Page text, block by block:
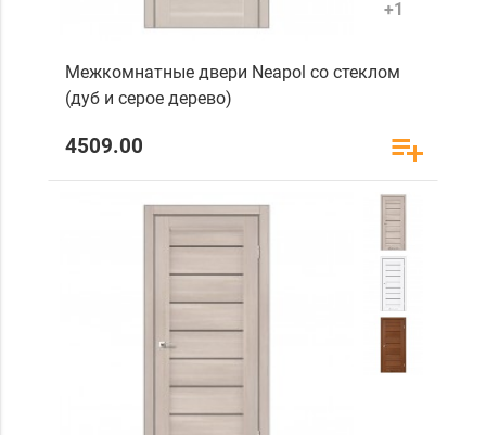
+1
Межкомнатные двери Neapol со стеклом
(дуб и серое дерево)
4509.00